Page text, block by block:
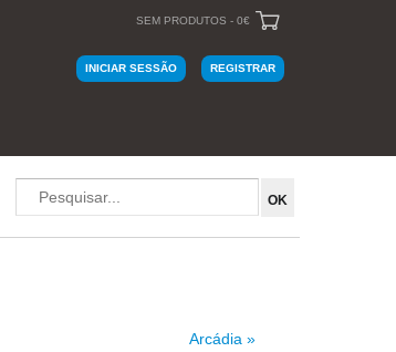
SEM PRODUTOS - 0€
INICIAR SESSÃO REGISTRAR
Arcádia »